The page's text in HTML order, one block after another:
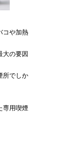
コや加熱
大の要因
所でしか
専用喫煙